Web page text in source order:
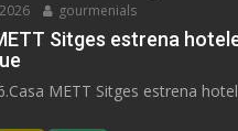
gourmenials
Sitges estrena
METT Sitges estrena